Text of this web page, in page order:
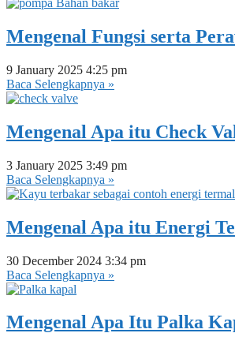
Mengenal Fungsi serta
9 January 2025 4:25 pm
Baca Selengkapnya »
Mengenal Apa itu Check
3 January 2025 3:49 pm
Baca Selengkapnya »
Mengenal Apa itu Energi
30 December 2024 3:34 pm
Baca Selengkapnya »
Mengenal Apa Itu Palka